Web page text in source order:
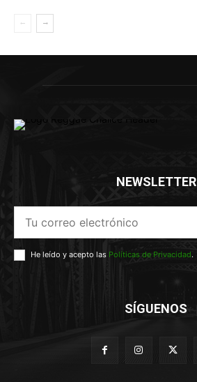
NEWSLETTER
He leído y acepto las Políticas de Privacidad.
SÍGUENOS